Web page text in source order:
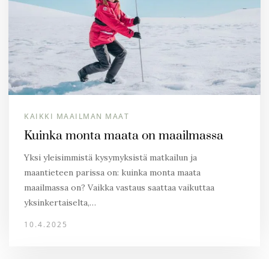
KAIKKI MAAILMAN MAAT
Kuinka monta maata on maailmassa
Yksi yleisimmistä kysymyksistä matkailun ja
maantieteen parissa on: kuinka monta maata
maailmassa on? Vaikka vastaus saattaa vaikuttaa
yksinkertaiselta,…
10.4.2025